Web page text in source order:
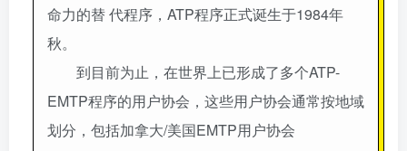
命力的替 代程序，ATP程序正式诞生于1984年
秋。
到目前为止，在世界上已形成了多个ATP-
EMTP程序的用户协会，这些用户协会通常按地域
划分，包括加拿大/美国EMTP用户协会